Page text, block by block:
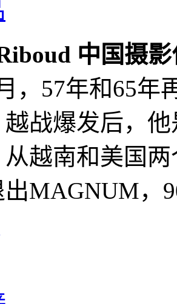
中国摄
，57年和65年
越战爆发后，
越南和美国
MAGNUM，